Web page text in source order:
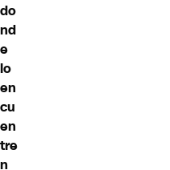
do
nd
e
lo
en
cu
en
tre
n